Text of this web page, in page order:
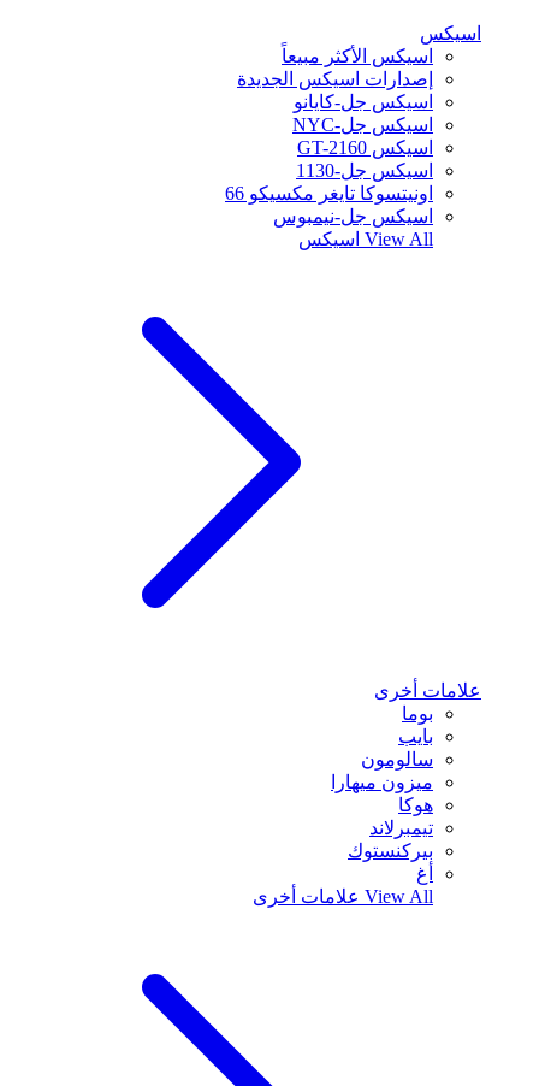
اسيكس
اسيكس الأكثر مبيعاً
إصدارات اسيكس الجديدة
اسيكس جل-كايانو
اسيكس جل-NYC
اسيكس GT-2160
اسيكس جل-1130
اونيتسوكا تايغر مكسيكو 66
اسيكس جل-نيمبوس
View All اسيكس
علامات أخرى
بوما
بايب
سالومون
ميزون ميهارا
هوكا
تيمبرلاند
بيركنستوك
أغ
View All علامات أخرى